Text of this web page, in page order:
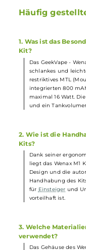
1xGeekVape
1x
Länge: 115.5 mm
Gewicht: 34.0 g
Füllvolumen: 2.0
Häufig
1. Was ist das
Kit?
Das GeekVape -